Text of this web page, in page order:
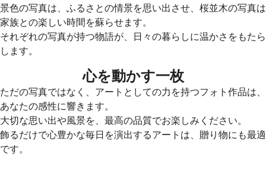
景色の写真は、ふるさとの情景を思い出させ、桜並木の写真は
家族との楽しい時間を蘇らせます。
それぞれの写真が持つ物語が、日々の暮らしに温かさをもたら
します。
心を動かす一枚
ただの写真ではなく、アートとしての力を持つフォト作品は、
あなたの感性に響きます。
大切な思い出や風景を、最高の品質でお楽しみください。
飾るだけで心豊かな毎日を演出するアートは、贈り物にも最適
です。